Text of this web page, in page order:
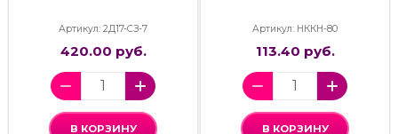
Артикул: 2Д17-СЗ-7
420.00 руб.
В КОРЗИНУ
Артикул: НККН-80
113.40 руб.
В КОРЗИНУ